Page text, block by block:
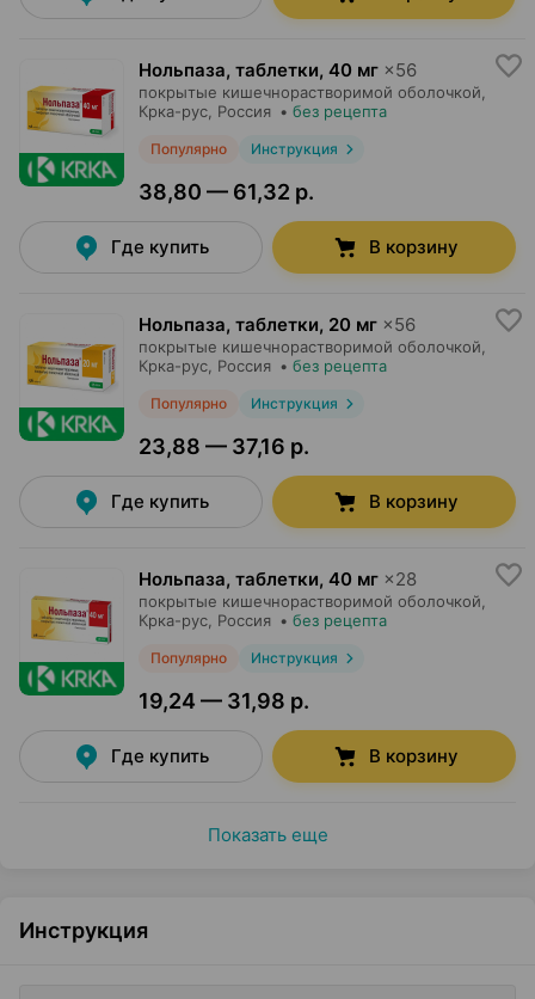
Нольпаза, таблетки, 40 мг ×56
покрытые кишечнорастворимой оболочкой,
Крка-рус , Россия • без рецепта
Популярно Инструкция
38,80 — 61,32 р.
Где купить В корзину
Нольпаза, таблетки, 20 мг ×56
покрытые кишечнорастворимой оболочкой,
Крка-рус , Россия • без рецепта
Популярно Инструкция
23,88 — 37,16 р.
Где купить В корзину
Нольпаза, таблетки, 40 мг ×28
покрытые кишечнорастворимой оболочкой,
Крка-рус , Россия • без рецепта
Популярно Инструкция
19,24 — 31,98 р.
Где купить В корзину
Показать еще
Инструкция